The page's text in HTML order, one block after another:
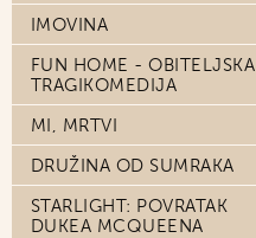
IMOVINA
FUN HOME - OBITELJSKA
TRAGIKOMEDIJA
MI, MRTVI
DRUŽINA OD SUMRAKA
STARLIGHT: POVRATAK
DUKEA MCQUEENA